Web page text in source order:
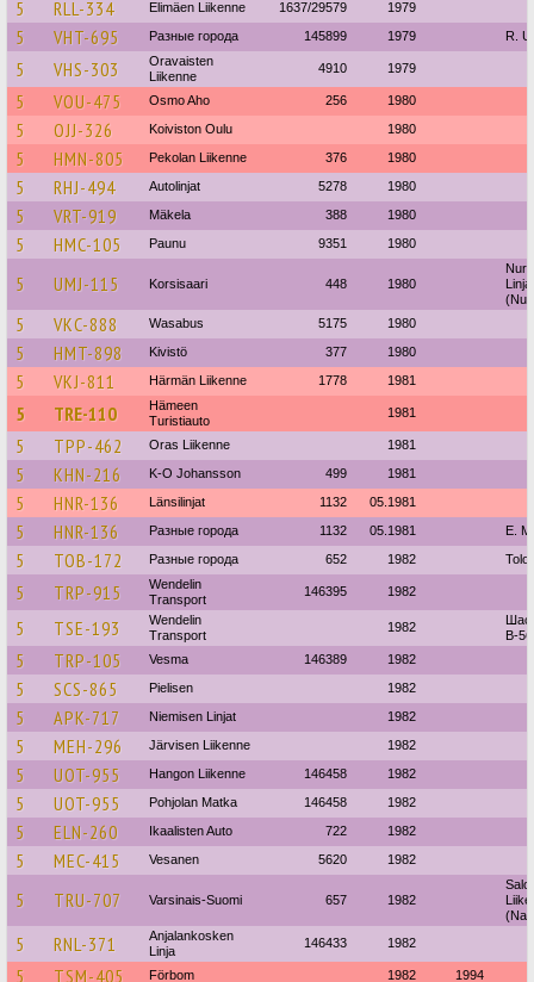
5 RLL-334 Elimäen Liikenne 1637/29579 1979
5 VHT-695 Разные города 145899 1979 R.
5 VHS-303
Oravaisten
Liikenne
4910 1979
5 VOU-475 Osmo Aho 256 1980
5 OJJ-326 Koiviston Oulu 1980
5 HMN-805 Pekolan Liikenne 376 1980
5 RHJ-494 Autolinjat 5278 1980
5 VRT-919 Mäkela 388 1980
5 HMC-105 Paunu 9351 1980
5 UMJ-115 Korsisaari 448 1980
5 VKC-888 Wasabus 5175 1980
5 HMT-898 Kivistö 377 1980
5 VKJ-811 Härmän Liikenne 1778 1981
5 TRE-110
Hämeen
Turistiauto
1981
5 TPP-462 Oras Liikenne 1981
5 KHN-216 K-O Johansson 499 1981
5 HNR-136 Länsilinjat 1132 05.1981
5 HNR-136 Разные города 1132 05.1981 E.
5 TOB-172 Разные города 652 1982
5 TRP-915
Wendelin
Transport
146395 1982
5 TSE-193
Wendelin
Transport
1982
B-
5 TRP-105 Vesma 146389 1982
5 SCS-865 Pielisen 1982
5 APK-717 Niemisen Linjat 1982
5 MEH-296 Järvisen Liikenne 1982
5 UOT-955 Hangon Liikenne 146458 1982
5 UOT-955 Pohjolan Matka 146458 1982
5 ELN-260 Ikaalisten Auto 722 1982
5 MEC-415 Vesanen 5620 1982
5 TRU-707 Varsinais-Suomi 657 1982
5 RNL-371
Anjalankosken
Linja
146433 1982
5 TSM-405 Förbom 1982 1994